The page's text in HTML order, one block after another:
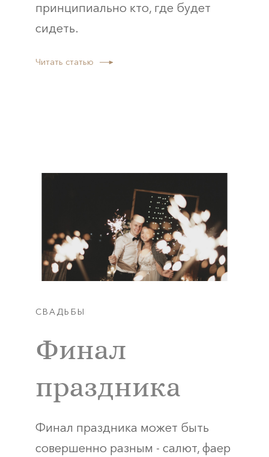
принципиально кто, где будет
сидеть.
Читать статью
СВАДЬБЫ
Финал
праздника
Финал праздника может быть
совершенно разным - салют, фаер